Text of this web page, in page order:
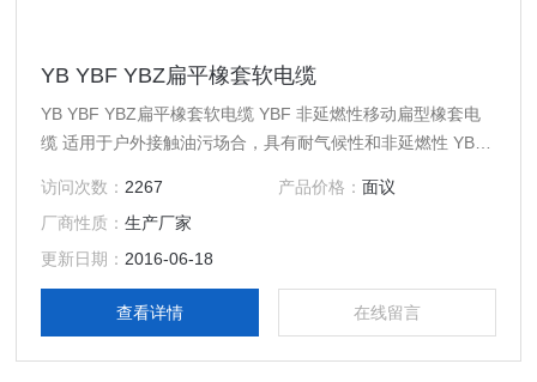
YB YBF YBZ扁平橡套软电缆
YB YBF YBZ扁平橡套软电缆 YBF 非延燃性移动扁型橡套电
缆 适用于户外接触油污场合，具有耐气候性和非延燃性 YBZ
访问次数： 2267 产品价格： 面议
厂商性质：生产厂家
更新日期： 2016-06-18
查看详情 在线留言